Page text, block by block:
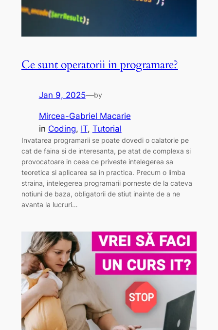
Ce sunt operatorii in programare?
Jan 9, 2025—by
Mircea-Gabriel Macarie
in Coding, IT, Tutorial
Invatarea programarii se poate dovedi o calatorie pe
cat de faina si de interesanta, pe atat de complexa si
provocatoare in ceea ce priveste intelegerea sa
teoretica si aplicarea sa in practica. Precum o limba
straina, intelegerea programarii porneste de la cateva
notiuni de baza, obligatorii de stiut inainte de a ne
avanta la lucruri…